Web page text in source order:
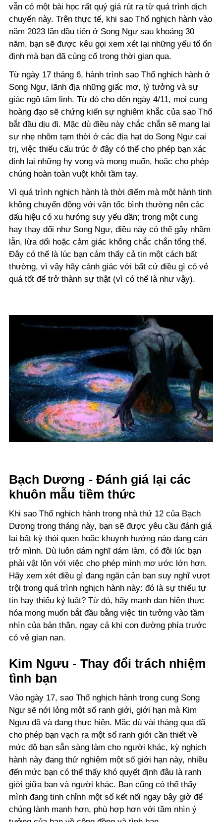
vẫn có một bài học rất quý giá rút ra từ quá trình dịch
chuyển này. Trên thực tế, khi sao Thổ nghịch hành vào
năm 2023 lần đầu tiên ở Song Ngư sau khoảng 30
năm, bạn sẽ được kêu gọi xem xét lại những yếu tố ổn
định mà bạn đã củng cố trong thời gian qua.
Từ ngày 17 tháng 6, hành trình sao Thổ nghịch hành ở
Song Ngư, lãnh địa những giấc mơ, lý tưởng và sự
giác ngộ tâm linh. Từ đó cho đến ngày 4/11, mọi cung
hoàng đạo sẽ chứng kiến sự nghiêm khắc của sao Thổ
bắt đầu dịu đi. Mặc dù điều này chắc chắn sẽ mang lại
sự nhẹ nhõm tạm thời ở các địa hạt do Song Ngư cai
trị, việc thiếu cấu trúc ở đây có thể cho phép bạn xác
định lại những hy vọng và mong muốn, hoặc cho phép
chúng hoàn toàn vuột khỏi tầm tay.
Vì quá trình nghịch hành là thời điểm mà một hành tinh
không chuyển động với vận tốc bình thường nên các
dấu hiệu có xu hướng suy yếu dần; trong một cung
hay thay đổi như Song Ngư, điều này có thể gây nhầm
lẫn, lừa dối hoặc cảm giác không chắc chắn tổng thể.
Đây có thể là lúc bạn cảm thấy cả tin một cách bất
thường, vì vậy hãy cảnh giác với bất cứ điều gì có vẻ
quá tốt để trở thành sự thật (vì có thể là như vậy).
Bạch Dương - Đánh giá lại các
khuôn mẫu tiềm thức
Khi sao Thổ nghịch hành trong nhà thứ 12 của Bạch
Dương trong tháng này, bạn sẽ được yêu cầu đánh giá
lại bất kỳ thói quen hoặc khuynh hướng nào đang cản
trở mình. Dù luôn dám nghĩ dám làm, có đôi lúc bạn
phải vật lộn với việc cho phép mình mơ ước lớn hơn.
Hãy xem xét điều gì đang ngăn cản bạn suy nghĩ vượt
trội trong quá trình nghịch hành này: đó là sự thiếu tự
tin hay thiếu kỷ luật? Từ đó, hãy mạnh dạn hiện thực
hóa mong muốn bắt đầu bằng việc tin tưởng vào tầm
nhìn của bản thân, ngay cả khi con đường phía trước
có vẻ gian nan.
Kim Ngưu - Thay đổi trách nhiệm
tình bạn
Vào ngày 17, sao Thổ nghịch hành trong cung Song
Ngư sẽ nới lỏng một số ranh giới, giới hạn mà Kim
Ngưu đã và đang thực hiện. Mặc dù vài tháng qua đã
cho phép bạn vạch ra một số ranh giới cần thiết về
mức độ bạn sẵn sàng làm cho người khác, kỳ nghịch
hành này đang thử nghiệm một số giới hạn này, nhiều
đến mức bạn có thể thấy khó quyết định đâu là ranh
giới giữa bạn và người khác. Bạn cũng có thể thấy
mình đang tinh chỉnh một số kết nối ngay bây giờ để
chúng lành mạnh hơn, phù hợp hơn với tầm nhìn ý